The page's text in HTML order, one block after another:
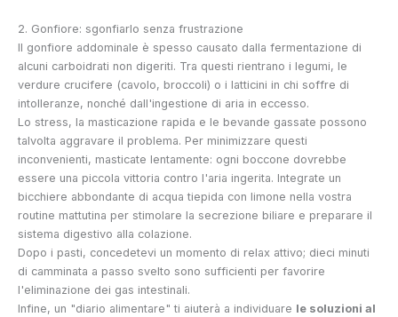
2. Gonfiore: sgonfiarlo senza frustrazione
Il gonfiore addominale è spesso causato dalla fermentazione di
alcuni carboidrati non digeriti. Tra questi rientrano i legumi, le
verdure crucifere (cavolo, broccoli) o i latticini in chi soffre di
intolleranze, nonché dall'ingestione di aria in eccesso.
Lo stress, la masticazione rapida e le bevande gassate possono
talvolta aggravare il problema. Per minimizzare questi
inconvenienti, masticate lentamente: ogni boccone dovrebbe
essere una piccola vittoria contro l'aria ingerita. Integrate un
bicchiere abbondante di acqua tiepida con limone nella vostra
routine mattutina per stimolare la secrezione biliare e preparare il
sistema digestivo alla colazione.
Dopo i pasti, concedetevi un momento di relax attivo; dieci minuti
di camminata a passo svelto sono sufficienti per favorire
l'eliminazione dei gas intestinali.
Infine, un "diario alimentare" ti aiuterà a individuare le soluzioni al